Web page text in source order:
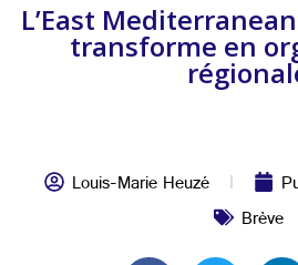
L’East
transforme en
Louis-Marie Heuzé
Brève